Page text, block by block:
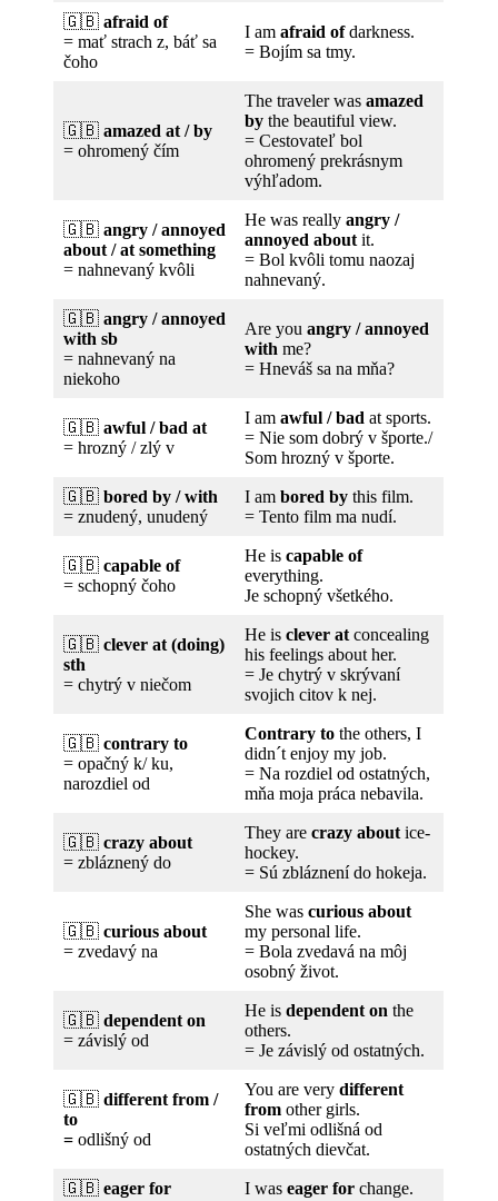
🇬🇧 afraid of
= mať strach z, báť sa
čoho
I am afraid ofdarkness.
= Bojím sa tmy.
🇬🇧 amazed at / by
= ohromený čím
The traveler was amazed
by the beautiful view.
= Cestovateľ bol
ohromený prekrásnym
výhľadom.
🇬🇧 angry / annoyed
about / at something
= nahnevaný kvôli
He was really angry /
annoyed about it.
= Bol kvôli tomu naozaj
nahnevaný.
🇬🇧 angry / annoyed
with sb
= nahnevaný na
niekoho
Are you angry / annoyed
with me?
= Hneváš sa na mňa?
🇬🇧 awful / bad at
= hrozný / zlý v
I am awful / bad at sports.
= Nie som dobrý v športe./
Som hrozný v športe.
🇬🇧 bored by / with
= znudený, unudený
I am bored by this film.
= Tento film ma nudí.
🇬🇧 capable of
= schopný čoho
He is capable of
everything.
Je schopný všetkého.
🇬🇧 clever at (doing)
sth
= chytrý v niečom
He is clever at concealing
his feelings about her.
= Je chytrý v skrývaní
svojich citov k nej.
🇬🇧 contrary to
= opačný k/ ku,
narozdiel od
Contrary to the others, I
didn´t enjoy my job.
= Na rozdiel od ostatných,
mňa moja práca nebavila.
🇬🇧 crazy about
= zbláznený do
They are crazy about ice-
hockey.
= Sú zbláznení do hokeja.
🇬🇧 curious about
= zvedavý na
She was curious about
my personal life.
= Bola zvedavá na môj
osobný život.
🇬🇧 dependent on
= závislý od
He is dependent on the
others.
= Je závislý od ostatných.
🇬🇧 different from /
to
= odlišný od
You are very different
from other girls.
Si veľmi odlišná od
ostatných dievčat.
🇬🇧 eager for
I was eager for change.